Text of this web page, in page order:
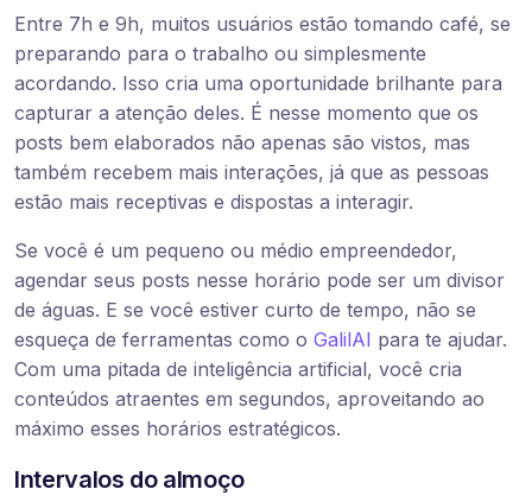
Entre 7h e 9h, muitos usuários estão tomando café, se
preparando para o trabalho ou simplesmente
acordando. Isso cria uma oportunidade brilhante para
capturar a atenção deles. É nesse momento que os
posts bem elaborados não apenas são vistos, mas
também recebem mais interações, já que as pessoas
estão mais receptivas e dispostas a interagir.
Se você é um pequeno ou médio empreendedor,
agendar seus posts nesse horário pode ser um divisor
de águas. E se você estiver curto de tempo, não se
esqueça de ferramentas como o GalilAI para te ajudar.
Com uma pitada de inteligência artificial, você cria
conteúdos atraentes em segundos, aproveitando ao
máximo esses horários estratégicos.
Intervalos do almoço